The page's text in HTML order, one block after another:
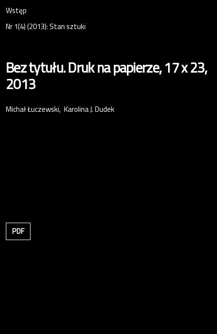
Wstęp
Nr 1(4) (2013): Stan sztuki
Bez tytułu. Druk na papierze, 17 x 23,
2013
Michał Łuczewski Karolina J. Dudek
PDF